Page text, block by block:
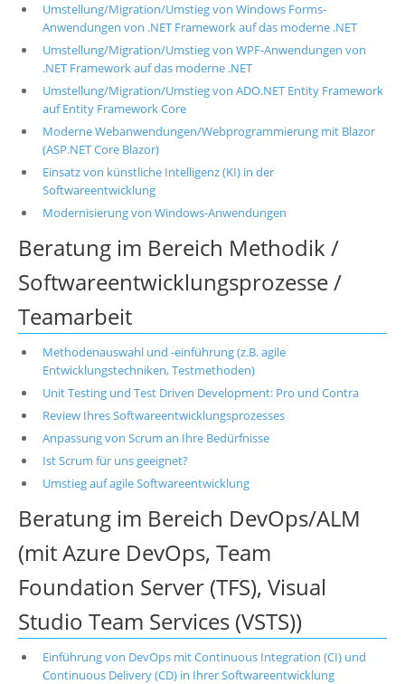
Umstellung/Migration/Umstieg von Windows Forms-
Anwendungen von .NET Framework auf das moderne .NET
Umstellung/Migration/Umstieg von WPF-Anwendungen von
.NET Framework auf das moderne .NET
Umstellung/Migration/Umstieg von ADO.NET Entity Framework
auf Entity Framework Core
Moderne Webanwendungen/Webprogrammierung mit Blazor
(ASP.NET Core Blazor)
Einsatz von künstliche Intelligenz (KI) in der
Softwareentwicklung
Modernisierung von Windows-Anwendungen
Beratung im Bereich Methodik /
Softwareentwicklungsprozesse /
Teamarbeit
Methodenauswahl und -einführung (z.B. agile
Entwicklungstechniken, Testmethoden)
Unit Testing und Test Driven Development: Pro und Contra
Review Ihres Softwareentwicklungsprozesses
Anpassung von Scrum an Ihre Bedürfnisse
Ist Scrum für uns geeignet?
Umstieg auf agile Softwareentwicklung
Beratung im Bereich DevOps/ALM
(mit Azure DevOps, Team
Foundation Server (TFS), Visual
Studio Team Services (VSTS))
Einführung von DevOps mit Continuous Integration (CI) und
Continuous Delivery (CD) in Ihrer Softwareentwicklung